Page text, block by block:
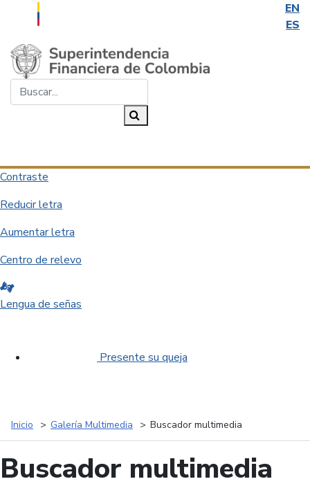
EN
ES
Saltar al contenido principal
Contraste
Reducir letra
Aumentar letra
Centro de relevo
Lengua de señas
Presente su queja
Inicio Galería Multimedia Buscador multimedia
Buscador multimedia